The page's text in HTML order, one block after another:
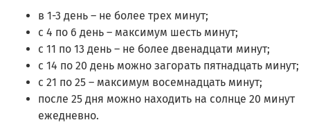
в 1-3 день – не более трех минут;
с 4 по 6 день – максимум шесть минут;
с 11 по 13 день – не более двенадцати минут;
с 14 по 20 день можно загорать пятнадцать минут;
с 21 по 25 – максимум восемнадцать минут;
после 25 дня можно находить на солнце 20 минут
ежедневно.